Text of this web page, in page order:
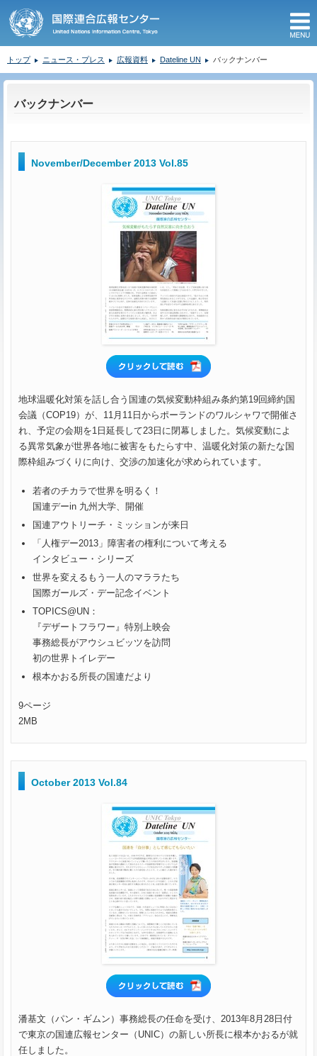
トップ ニュース・プレス 広報資料 Dateline UN バックナンバー
バックナンバー
November/December 2013 Vol.85
地球温暖化対策を話し合う国連の気候変動枠組み条約第19回締約国
会議（COP19）が、11月11日からポーランドのワルシャワで開催さ
れ、予定の会期を1日延長して23日に閉幕しました。気候変動によ
る異常気象が世界各地に被害をもたらす中、温暖化対策の新たな国
際枠組みづくりに向け、交渉の加速化が求められています。
若者のチカラで世界を明るく！
国連デーin 九州大学、開催
国連アウトリーチ・ミッションが来日
「人権デー2013」障害者の権利について考える
インタビュー・シリーズ
世界を変えるもう一人のマララたち
国際ガールズ・デー記念イベント
TOPICS@UN：
『デザートフラワー』特別上映会
事務総長がアウシュビッツを訪問
初の世界トイレデー
根本かおる所長の国連だより
9ページ
2MB
October 2013 Vol.84
潘基文（パン・ギムン）事務総長の任命を受け、2013年8月28日付
で東京の国連広報センター（UNIC）の新しい所長に根本かおるが就
任しました。